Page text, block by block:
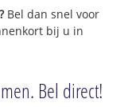
Bel dan snel voor
bij u in
Bel direct!